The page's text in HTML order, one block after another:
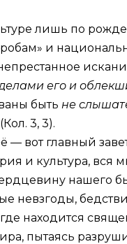
лишь по
и
его и
быть не
(Кол. 3, 3).
— вот главный
и культура,
нашего
невзгоды,
находится
пытаясь